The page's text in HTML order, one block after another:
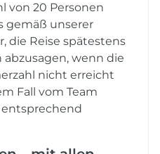
von 20 Personen
gemäß unserer
die Reise spätestens
abzusagen, wenn die
nicht erreicht
Fall vom Team
entsprechend